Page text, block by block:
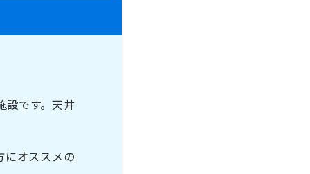
設です。天井
にオススメの